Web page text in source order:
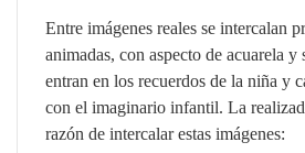
Entre imágenes reales se intercalan
animadas, con aspecto de acuarela
entran en los recuerdos de la niña y
con el imaginario infantil. La
razón de intercalar estas imágenes: